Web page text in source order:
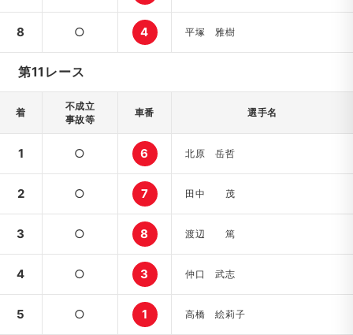
8 ○ 4 平塚 雅樹
第11レース
着
不成立
事故等
車番 選手名
1 ○ 6 北原 岳哲
2 ○ 7 田中 茂
3 ○ 8 渡辺 篤
4 ○ 3 仲口 武志
5 ○ 1 高橋 絵莉子